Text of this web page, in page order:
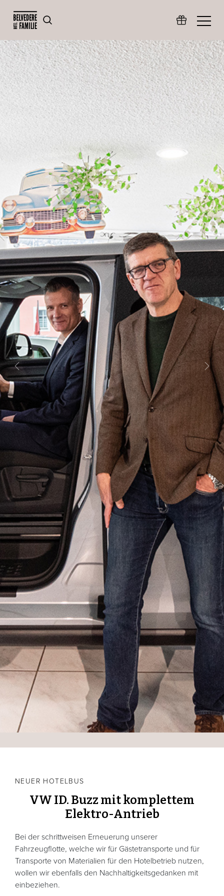
Previous Next
NEUER HOTELBUS
VW ID. Buzz mit komplettem
Elektro-Antrieb
Bei der schrittweisen Erneuerung unserer
Fahrzeugflotte, welche wir für Gästetransporte und für
Transporte von Materialien für den Hotelbetrieb nutzen,
wollen wir ebenfalls den Nachhaltigkeitsgedanken mit
einbeziehen.